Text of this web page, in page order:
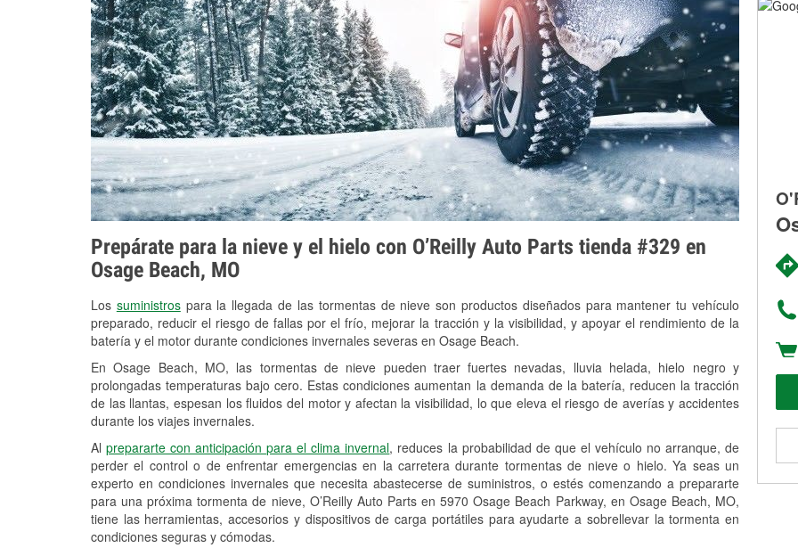
Prepárate para la nieve y el hielo con O’Reilly Auto Parts tienda #329 en
Osage Beach, MO
Los suministrospara la llegada de las tormentas de nieve son productos diseñados para mantener tu vehículo
preparado, reducir el riesgo de fallas por el frío, mejorar la tracción y la visibilidad, y apoyar el rendimiento de la
batería y el motor durante condiciones invernales severas en Osage Beach.
En Osage Beach, MO, las tormentas de nieve pueden traer fuertes nevadas, lluvia helada, hielo negro y
prolongadas temperaturas bajo cero. Estas condiciones aumentan la demanda de la batería, reducen la tracción
de las llantas, espesan los fluidos del motor y afectan la visibilidad, lo que eleva el riesgo de averías y accidentes
durante los viajes invernales.
Alprepararte con anticipación para el clima invernal, reduces la probabilidad de que el vehículo no arranque, de
perder el control o de enfrentar emergencias en la carretera durante tormentas de nieve o hielo. Ya seas un
experto en condiciones invernales que necesita abastecerse de suministros, o estés comenzando a prepararte
para una próxima tormenta de nieve, O’Reilly Auto Parts en 5970 Osage Beach Parkway, en Osage Beach, MO,
tiene las herramientas, accesorios y dispositivos de carga portátiles para ayudarte a sobrellevar la tormenta en
condiciones seguras y cómodas.